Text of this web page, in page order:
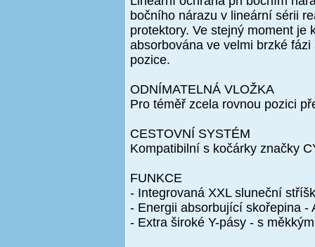
bočního nárazu v lineární sérii
protektory. Ve stejný moment je
absorbována ve velmi brzké
pozice.
ODNÍMATELNÁ VLOŽKA
Pro téměř zcela rovnou pozici
CESTOVNÍ SYSTÉM
Kompatibilní s kočárky značky
FUNKCE
- Integrovaná XXL sluneční
- Energii absorbující skořepina
- Extra široké Y-pásy - s